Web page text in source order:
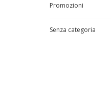
Promozioni
Senza categoria